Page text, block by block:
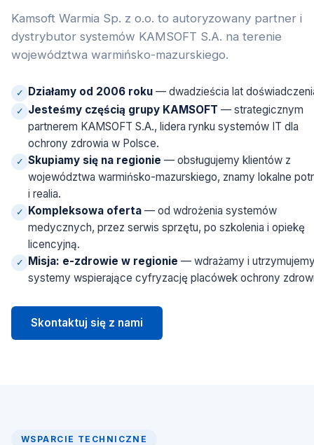
Kamsoft Warmia Sp. z o.o. to autoryzowany partner i
dystrybutor systemów KAMSOFT S.A. na terenie
województwa warmińsko-mazurskiego.
✓ Działamy od 2006 roku — dwadzieścia lat
✓ Jesteśmy częścią grupy KAMSOFT — strategicznym
partnerem KAMSOFT S.A., lidera rynku systemów IT dla
ochrony zdrowia w Polsce.
✓ Skupiamy się na regionie — obsługujemy klientów z
województwa warmińsko-mazurskiego, znamy lokalne
i realia.
✓ Kompleksowa oferta — od wdrożenia systemów
medycznych, przez serwis sprzętu, po szkolenia i opiekę
licencyjną.
✓ Misja: e-zdrowie w regionie — wdrażamy i
systemy wspierające cyfryzację placówek ochrony
Skontaktuj się z nami
WSPARCIE TECHNICZNE